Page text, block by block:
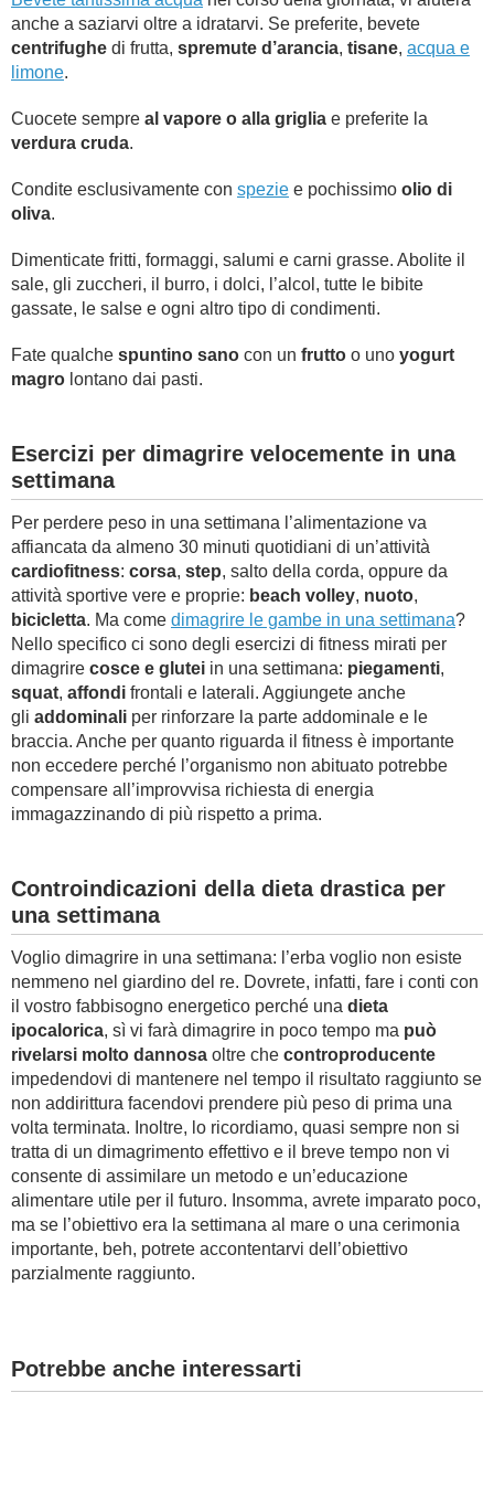
anche a saziarvi oltre a idratarvi. Se preferite, bevete
centrifughe di frutta, spremute d’arancia, tisane, acqua e
limone.
Cuocete sempre al vapore o alla griglia e preferite la
verdura cruda.
Condite esclusivamente con spezie e pochissimo olio di
oliva.
Dimenticate fritti, formaggi, salumi e carni grasse. Abolite il
sale, gli zuccheri, il burro, i dolci, l’alcol, tutte le bibite
gassate, le salse e ogni altro tipo di condimenti.
Fate qualche spuntino sano con un frutto o uno yogurt
magro lontano dai pasti.
Esercizi per dimagrire velocemente in una
settimana
Per perdere peso in una settimana l’alimentazione va
affiancata da almeno 30 minuti quotidiani di un’attività
cardiofitness: corsa, step, salto della corda, oppure da
attività sportive vere e proprie: beach volley, nuoto,
bicicletta. Ma come dimagrire le gambe in una settimana?
Nello specifico ci sono degli esercizi di fitness mirati per
dimagrire cosce e glutei in una settimana: piegamenti,
squat, affondi frontali e laterali. Aggiungete anche
gli addominali per rinforzare la parte addominale e le
braccia. Anche per quanto riguarda il fitness è importante
non eccedere perché l’organismo non abituato potrebbe
compensare all’improvvisa richiesta di energia
immagazzinando di più rispetto a prima.
Controindicazioni della dieta drastica per
una settimana
Voglio dimagrire in una settimana: l’erba voglio non esiste
nemmeno nel giardino del re. Dovrete, infatti, fare i conti con
il vostro fabbisogno energetico perché una dieta
ipocalorica, sì vi farà dimagrire in poco tempo ma può
rivelarsi molto dannosa oltre che controproducente
impedendovi di mantenere nel tempo il risultato raggiunto se
non addirittura facendovi prendere più peso di prima una
volta terminata. Inoltre, lo ricordiamo, quasi sempre non si
tratta di un dimagrimento effettivo e il breve tempo non vi
consente di assimilare un metodo e un’educazione
alimentare utile per il futuro. Insomma, avrete imparato poco,
ma se l’obiettivo era la settimana al mare o una cerimonia
importante, beh, potrete accontentarvi dell’obiettivo
parzialmente raggiunto.
Potrebbe anche interessarti